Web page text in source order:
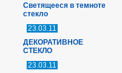
Светящееся в темноте
стекло
23.03.11
ДЕКОРАТИВНОЕ
СТЕКЛО
23.03.11